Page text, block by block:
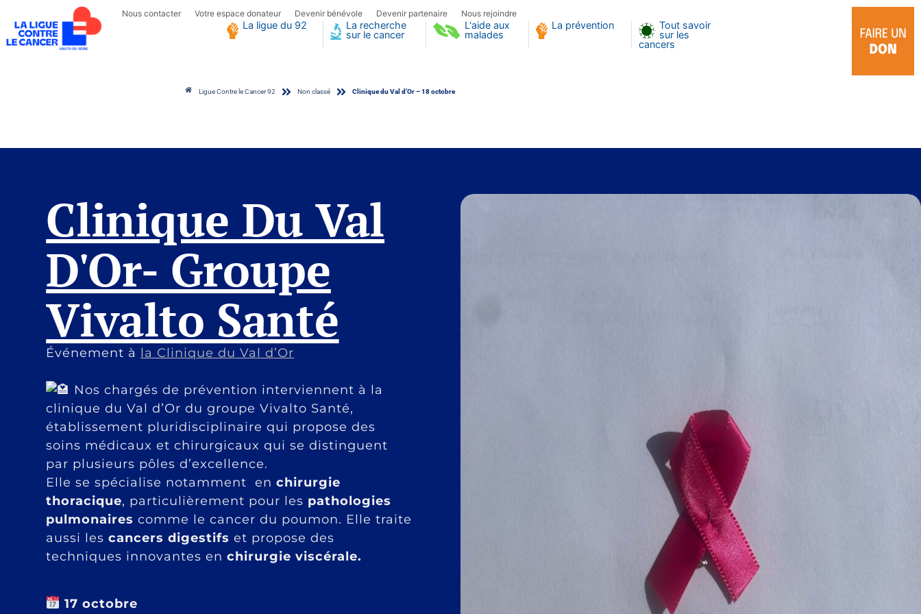
Nous contacter Votre espace donateur Devenir bénévole Devenir partenaire Nous rejoindre
La ligue du 92
La recherche
sur le cancer
L'aide aux
malades
La prévention
Tout savoir
sur les
cancers
Ligue Contre le Cancer 92 Non classé Clinique du Val d’Or – 18 octobre
Clinique Du Val
D'Or- Groupe
Vivalto Santé
Événement à la Clinique du Val d’Or
Nos chargés de prévention interviennent à la
clinique du Val d’Or du groupe Vivalto Santé,
établissement pluridisciplinaire qui propose des
soins médicaux et chirurgicaux qui se distinguent
par plusieurs pôles d’excellence.
Elle se spécialise notamment enchirurgie
thoracique, particulièrement pour les pathologies
pulmonaires comme le cancer du poumon. Elle traite
aussi lescancers digestifs et propose des
techniques innovantes enchirurgie viscérale.
17 octobre